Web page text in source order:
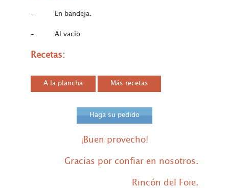
– En bandeja.
– Al vacio.
Recetas:
A la plancha Más recetas
Haga su pedido
¡Buen provecho!
Gracias por confiar en nosotros.
Rincón del Foie.